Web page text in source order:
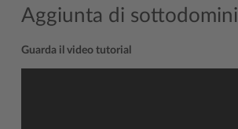
Aggiunta di sottodomini
Guarda il video tutorial